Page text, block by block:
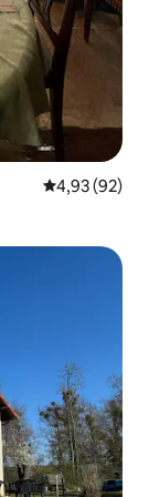
4,93 (92)